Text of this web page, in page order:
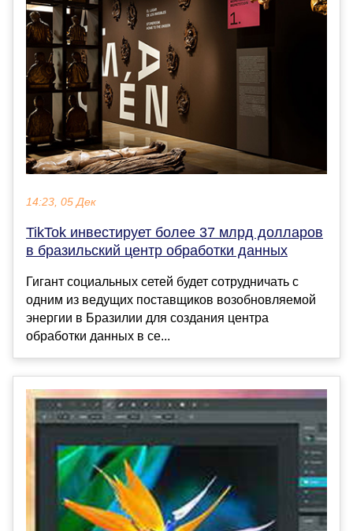
14:23, 05 Дек
TikTok инвестирует более 37 млрд долларов
в бразильский центр обработки данных
Гигант социальных сетей будет сотрудничать с
одним из ведущих поставщиков возобновляемой
энергии в Бразилии для создания центра
обработки данных в се...